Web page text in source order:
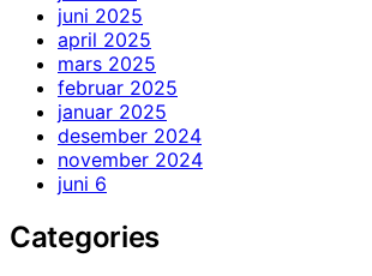
juni 2025
april 2025
mars 2025
februar 2025
januar 2025
desember 2024
november 2024
juni 6
Categories